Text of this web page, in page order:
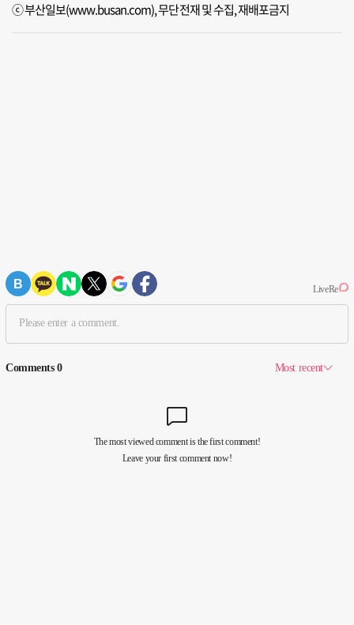
ⓒ 부산일보(www.busan.com), 무단전재 및 수집, 재배포금지